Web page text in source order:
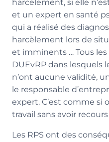
harcèlement, si elle
et un expert en santé
qui a réalisé des
harcèlement lors de
et imminents … Tous
DUEvRP dans lesquels
n’ont aucune validité,
le responsable
expert. C’est comme si
travail sans avoir
Les RPS ont des